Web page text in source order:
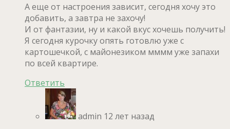
А еще от настроения зависит, сегодня хочу это
добавить, а завтра не захочу!
И от фантазии, ну и какой вкус хочешь получить!
Я сегодня курочку опять готовлю уже с
картошечкой, с майонезиком мммм уже запахи
по всей квартире.
Ответить
admin 12 лет назад